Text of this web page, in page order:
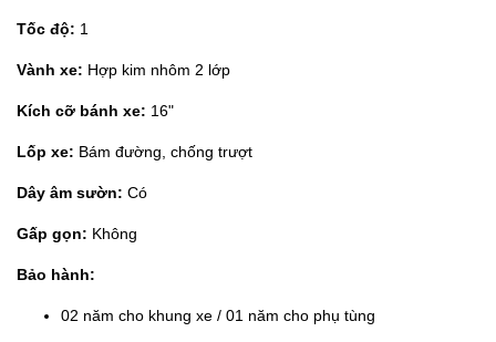
Tốc độ: 1
Vành xe: Hợp kim nhôm 2 lớp
Kích cỡ bánh xe: 16"
Lốp xe: Bám đường, chống trượt
Dây âm sườn: Có
Gấp gọn: Không
Bảo hành:
02 năm cho khung xe / 01 năm cho phụ tùng